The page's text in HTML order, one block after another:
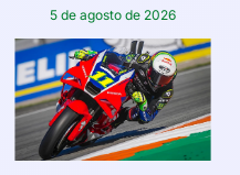
5 de agosto de 2026